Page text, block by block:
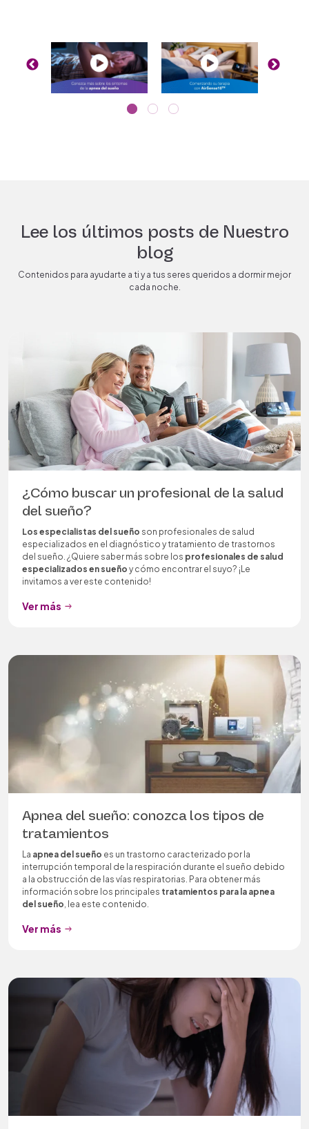
Lee los últimos posts de Nuestro
blog
Contenidos para ayudarte a ti y a tus seres queridos a dormir mejor
cada noche.
¿Cómo buscar un profesional de la salud
del sueño?
Los especialistas del sueño son profesionales de salud
especializados en el diagnóstico y tratamiento de trastornos
del sueño. ¿Quiere saber más sobre los profesionales de salud
especializados en sueño y cómo encontrar el suyo? ¡Le
invitamos a ver este contenido!
Ver más
Apnea del sueño: conozca los tipos de
tratamientos
La apnea del sueño es un trastorno caracterizado por la
interrupción temporal de la respiración durante el sueño debido
a la obstrucción de las vías respiratorias. Para obtener más
información sobre los principales tratamientos para la apnea
del sueño, lea este contenido.
Ver más